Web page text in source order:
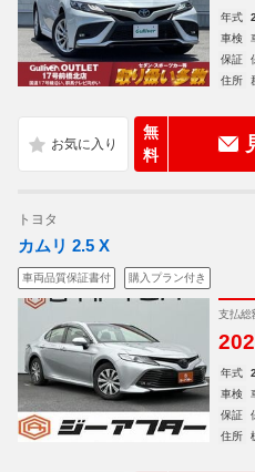
年式
車検
保証
住所
無
料
トヨタ
カムリ 2.5 X
車両品質保証書付 購入プラン付き
支払総
202
年式
車検
保証
住所